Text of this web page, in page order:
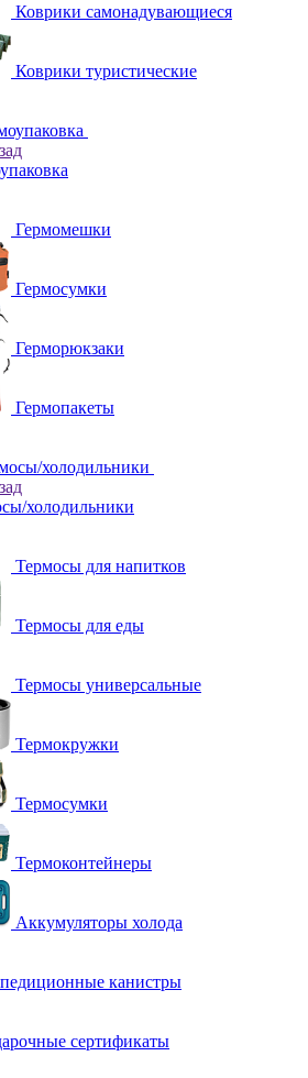
Коврики самонадувающиеся
Коврики туристические
Гермомешки
Гермосумки
Герморюкзаки
Гермопакеты
холодильники
холодильники
Термосы для напитков
Термосы для еды
Термосы универсальные
Термокружки
Термосумки
Термоконтейнеры
Аккумуляторы холода
канистры
сертификаты